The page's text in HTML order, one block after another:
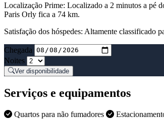
Localização Prime: Localizado a 2 minutos a pé
Paris Orly fica a 74 km.
Satisfação dos hóspedes: Altamente classificado
Chegada
Noites
Ver disponibilidade
Serviços e equipamentos
Quartos para não fumadores